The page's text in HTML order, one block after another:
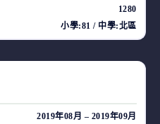
1280
小學:81 / 中學:北區
2019年08月 – 2019年09月